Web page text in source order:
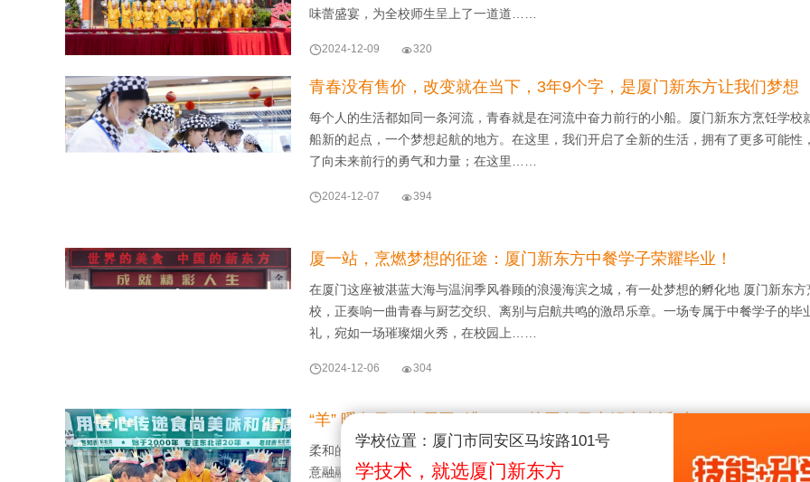
学校位置：厦门市同安区马垵路101号
学技术，就选厦门新东方
味蕾盛宴，为全校师生呈上了一道道……
2024-12-09 320
青春没有售价，改变就在当下，3年9个字，是厦门新东方让我们梦想
每个人的生活都如同一条河流，青春就是在河流中奋力前行的小船。厦门新东方烹饪学校
船新的起点，一个梦想起航的地方。在这里，我们开启了全新的生活，拥有了更多可能性
了向未来前行的勇气和力量；在这里……
2024-12-07 394
厦一站，烹燃梦想的征途：厦门新东方中餐学子荣耀毕业！
在厦门这座被湛蓝大海与温润季风眷顾的浪漫海滨之城，有一处梦想的孵化地 厦门新东方
校，正奏响一曲青春与厨艺交织、离别与启航共鸣的激昂乐章。一场专属于中餐学子的毕
礼，宛如一场璀璨烟火秀，在校园上……
2024-12-06 304
“羊” 暖冬日，生辰同 “沸” —— 校园冬日火锅庆生派对！
柔和的凉风拂过肌肤，不经意间，冬意已开始悄然来临。但厦门新东方烹饪学校的校园里
意融融，一场别开生面的羊肉火锅盛宴正热热闹闹地拉开帷幕，只为给学子们送上最暖心